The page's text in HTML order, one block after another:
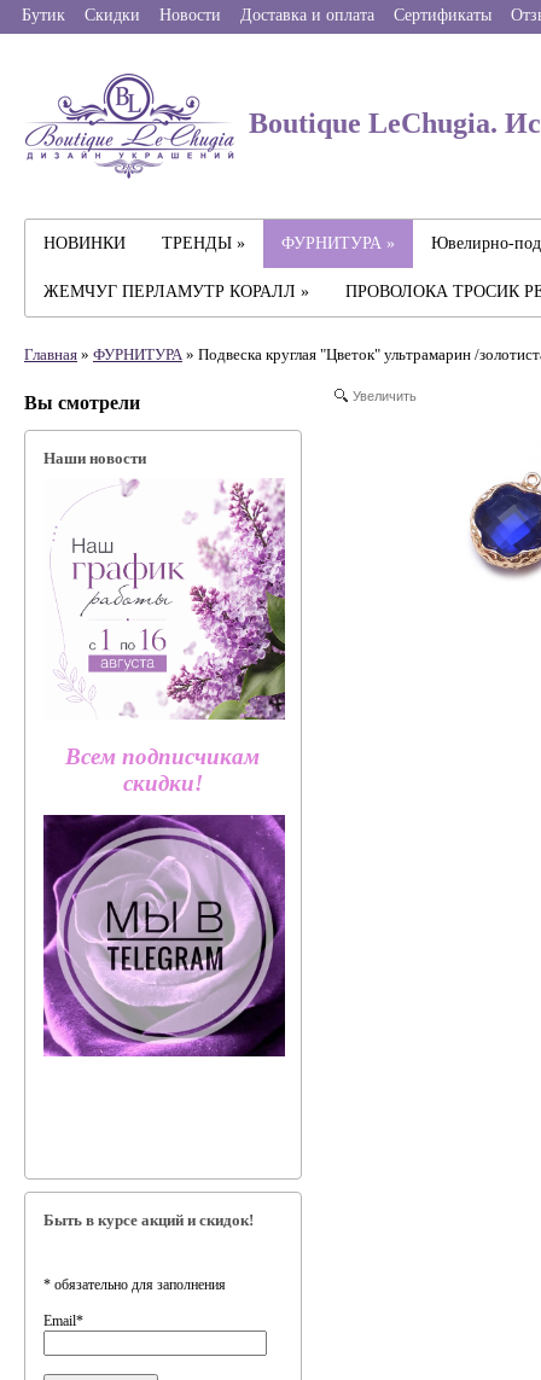
Бутик Скидки Новости Доставка и оплата Сертификаты
Boutique LeChugia.
НОВИНКИ ТРЕНДЫ » ФУРНИТУРА » Ювелирно-
ЖЕМЧУГ ПЕРЛАМУТР КОРАЛЛ » ПРОВОЛОКА ТРОСИК
Главная » ФУРНИТУРА» Подвеска круглая "Цветок" ультрамарин /
Вы смотрели
Наши новости
Всем подписчикам
скидки!
Быть в курсе акций и скидок!
* обязательно для заполнения
Email*
Увеличить